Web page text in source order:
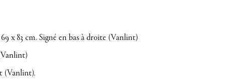
x 83 cm. Signé en bas à droite (Vanlint)
(Vanlint).